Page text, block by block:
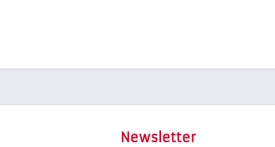
Newsletter